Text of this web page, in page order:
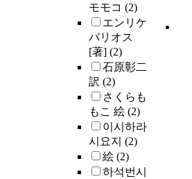
モモコ (2)
エンリケ
バリオス
[著] (2)
石原彰二
訳 (2)
さくらも
もこ 絵 (2)
이시하라
시요지 (2)
絵 (2)
하석번시